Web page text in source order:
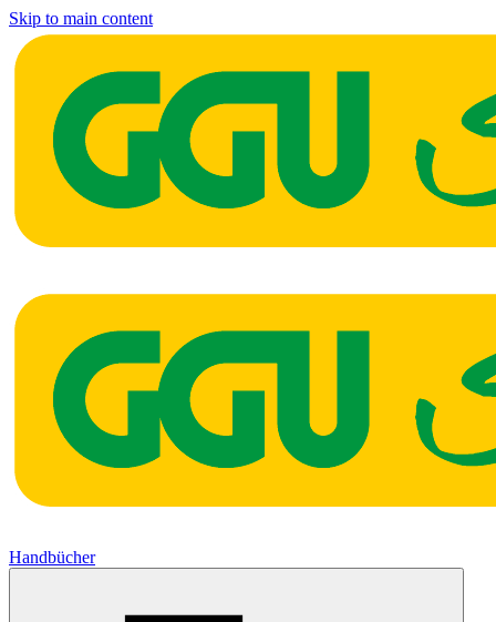
Skip to main content
Handbücher